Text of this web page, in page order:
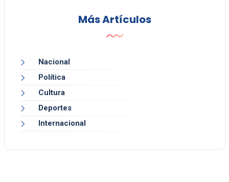
Más Artículos
Nacional
Política
Cultura
Deportes
Internacional